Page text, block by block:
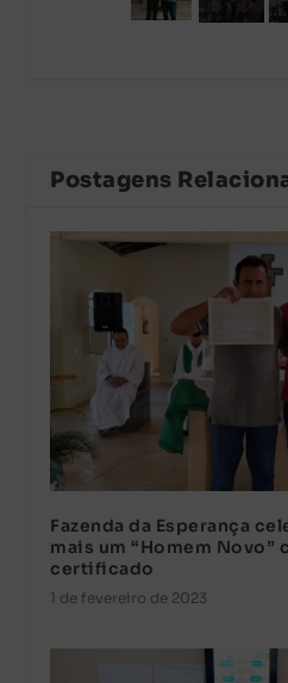
Postagens
Fazenda da Esperança
mais um “Homem Novo”
certificado
1 de fevereiro de 2023